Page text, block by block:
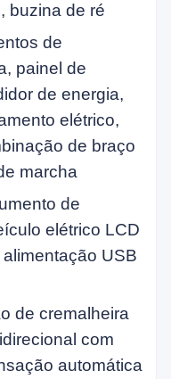
buzina de ré
de
painel de
de energia,
elétrico,
de braço
marcha
de
elétrico LCD
USB
de cremalheira
com
automática